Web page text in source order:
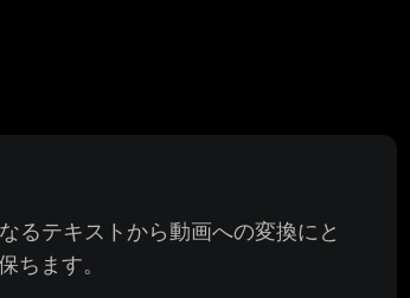
るテキストから動画への変換にと
ちます。